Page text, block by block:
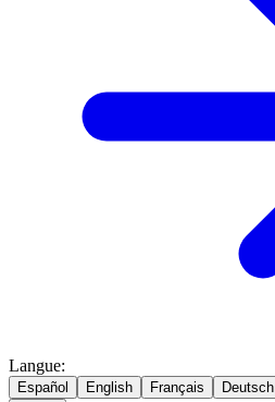
Langue:
Español English Français Deutsch